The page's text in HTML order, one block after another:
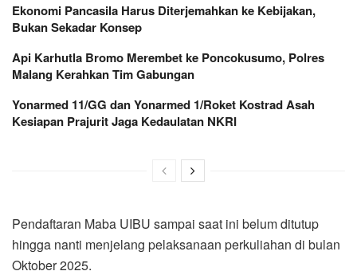
Ekonomi Pancasila Harus Diterjemahkan ke Kebijakan,
Bukan Sekadar Konsep
Api Karhutla Bromo Merembet ke Poncokusumo, Polres
Malang Kerahkan Tim Gabungan
Yonarmed 11/GG dan Yonarmed 1/Roket Kostrad Asah
Kesiapan Prajurit Jaga Kedaulatan NKRI
Pendaftaran Maba UIBU sampai saat ini belum ditutup
hingga nanti menjelang pelaksanaan perkuliahan di bulan
Oktober 2025.